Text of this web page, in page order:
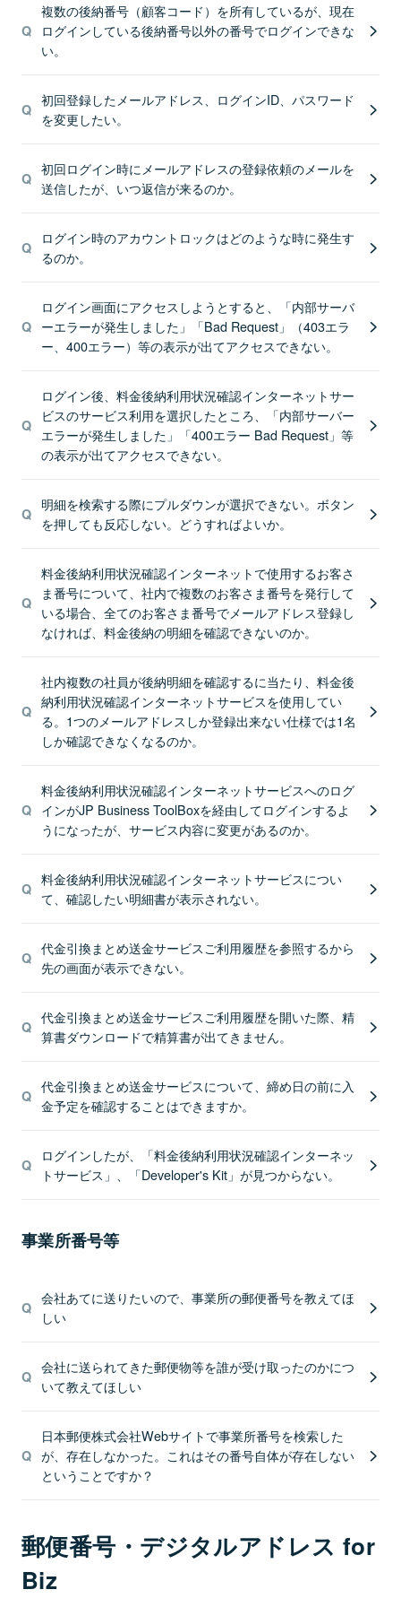
複数の後納番号（顧客コード）を所有しているが、現在
ログインしている後納番号以外の番号でログインできな
い。
初回登録したメールアドレス、ログインID、パスワード
を変更したい。
初回ログイン時にメールアドレスの登録依頼のメールを
送信したが、いつ返信が来るのか。
ログイン時のアカウントロックはどのような時に発生す
るのか。
ログイン画面にアクセスしようとすると、「内部サーバ
ーエラーが発生しました」「Bad Request」（403エラ
ー、400エラー）等の表示が出てアクセスできない。
ログイン後、料金後納利用状況確認インターネットサー
ビスのサービス利用を選択したところ、「内部サーバー
エラーが発生しました」「400エラー Bad Request」等
の表示が出てアクセスできない。
明細を検索する際にプルダウンが選択できない。ボタン
を押しても反応しない。どうすればよいか。
料金後納利用状況確認インターネットで使用するお客さ
ま番号について、社内で複数のお客さま番号を発行して
いる場合、全てのお客さま番号でメールアドレス登録し
なければ、料金後納の明細を確認できないのか。
社内複数の社員が後納明細を確認するに当たり、料金後
納利用状況確認インターネットサービスを使用してい
る。1つのメールアドレスしか登録出来ない仕様では1名
しか確認できなくなるのか。
料金後納利用状況確認インターネットサービスへのログ
インがJP Business ToolBoxを経由してログインするよ
うになったが、サービス内容に変更があるのか。
料金後納利用状況確認インターネットサービスについ
て、確認したい明細書が表示されない。
代金引換まとめ送金サービスご利用履歴を参照するから
先の画面が表示できない。
代金引換まとめ送金サービスご利用履歴を開いた際、精
算書ダウンロードで精算書が出てきません。
代金引換まとめ送金サービスについて、締め日の前に入
金予定を確認することはできますか。
ログインしたが、「料金後納利用状況確認インターネッ
トサービス」、「Developer's Kit」が見つからない。
事業所番号等
会社あてに送りたいので、事業所の郵便番号を教えてほ
しい
会社に送られてきた郵便物等を誰が受け取ったのかにつ
いて教えてほしい
日本郵便株式会社Webサイトで事業所番号を検索した
が、存在しなかった。これはその番号自体が存在しない
ということですか？
郵便番号・デジタルアドレス for
Biz